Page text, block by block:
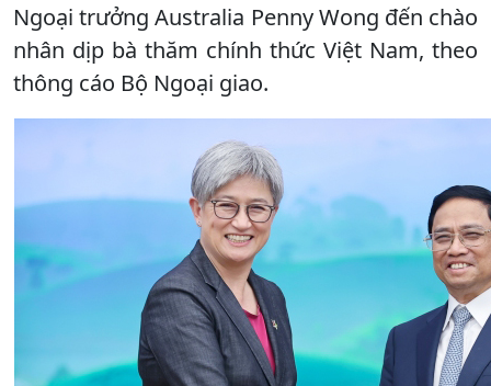
Ngoại trưởng Australia Penny Wong đến chào
nhân dịp bà thăm chính thức Việt Nam, theo
thông cáo Bộ Ngoại giao.